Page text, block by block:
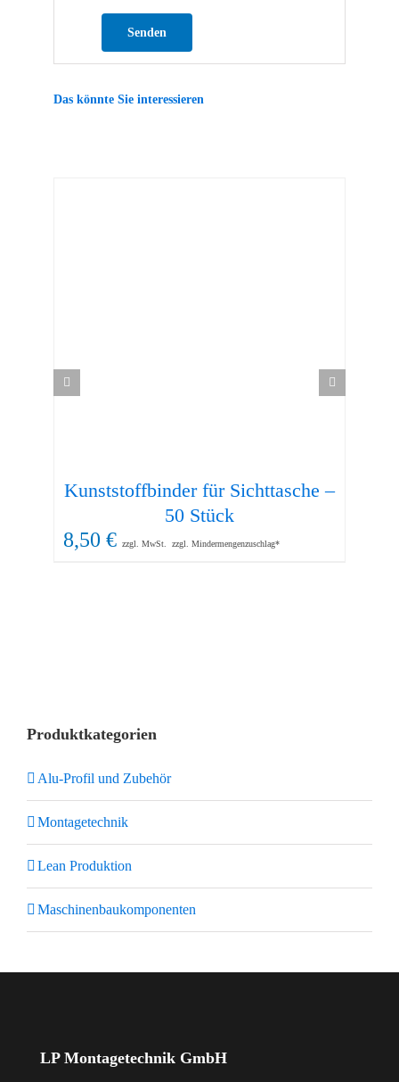
Das könnte Sie interessieren
Kunststoffbinder für Sichttasche –
50 Stück
8,50 € zzgl. MwSt. zzgl. Mindermengenzuschlag*
Produktkategorien
Alu-Profil und Zubehör
Montagetechnik
Lean Produktion
Maschinenbaukomponenten
LP Montagetechnik GmbH